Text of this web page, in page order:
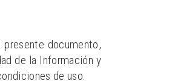
presente documento,
de la Información y
de uso.